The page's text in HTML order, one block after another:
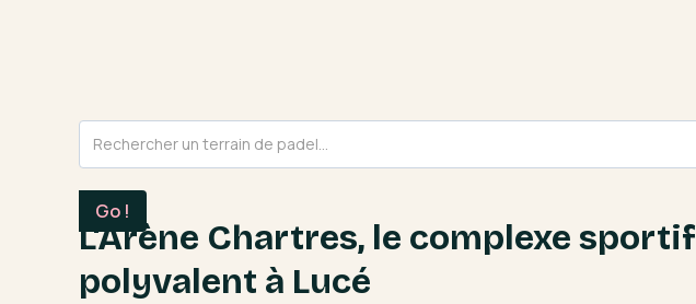
L'Arène Chartres, le complexe sportif
polyvalent à Lucé